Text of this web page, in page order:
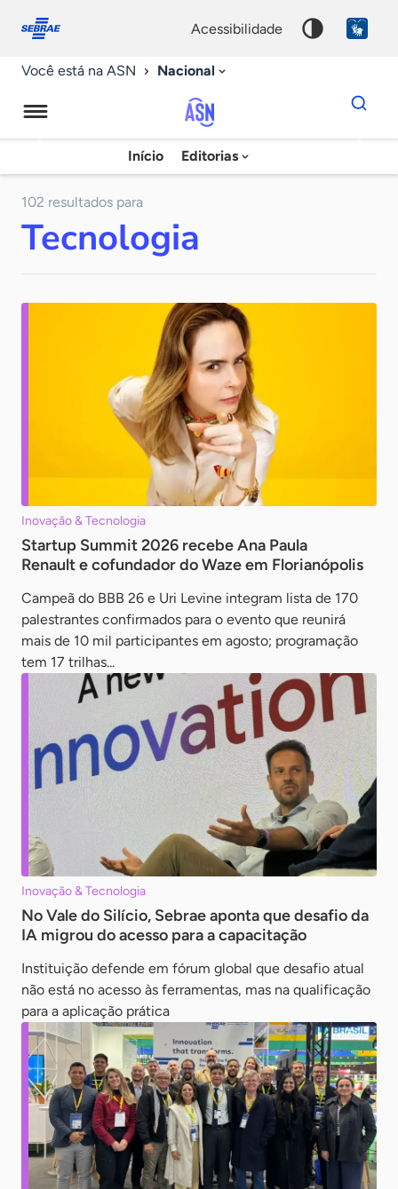
conosco
acessibilidade
Você está na ASN Nacional
Agência
Sebrae
Notícias
Início Editorias
Dados
para
chave
102 resultados para
Tecnologia
Inovação & Tecnologia
Startup Summit 2026 recebe Ana Paula
Renault e cofundador do Waze em Florianópolis
Campeã do BBB 26 e Uri Levine integram lista de 170
palestrantes confirmados para o evento que reunirá
mais de 10 mil participantes em agosto; programação
tem 17 trilhas...
Inovação & Tecnologia
No Vale do Silício, Sebrae aponta que desafio da
IA migrou do acesso para a capacitação
Instituição defende em fórum global que desafio atual
não está no acesso às ferramentas, mas na qualificação
para a aplicação prática